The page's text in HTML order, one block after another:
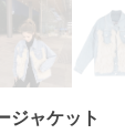
ジャケット